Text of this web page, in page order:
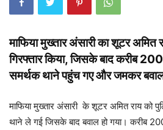
माफिया मुख्तार अंसारी का शूटर अमित
गिरफ्तार किया, जिसके बाद करीब
समर्थक थाने पहुंच गए और जमकर
माफिया मुख्तार अंसारी के शूटर अमित राय को
थाने ले गई जिसके बाद बवाल हो गया। करीब